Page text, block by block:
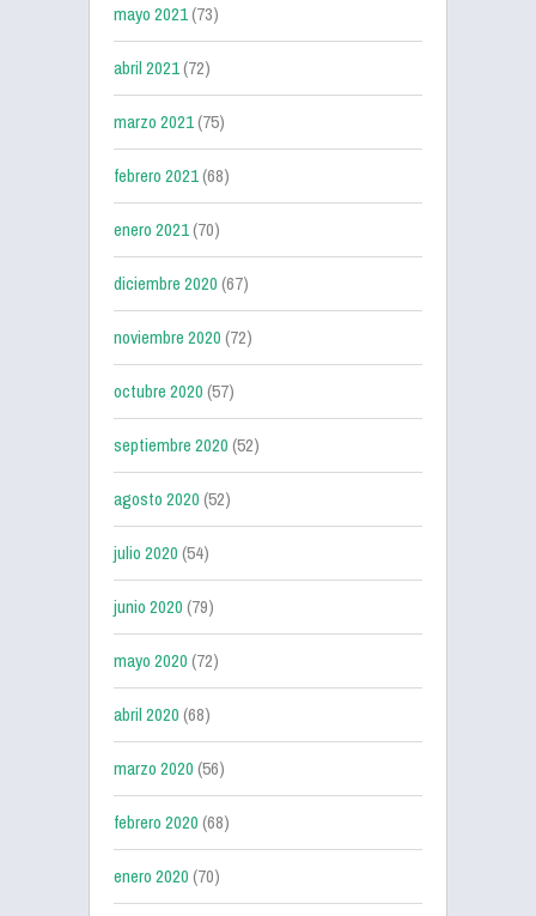
mayo 2021(73)
abril 2021(72)
marzo 2021(75)
febrero 2021(68)
enero 2021(70)
diciembre 2020(67)
noviembre 2020(72)
octubre 2020(57)
septiembre 2020(52)
agosto 2020(52)
julio 2020(54)
junio 2020(79)
mayo 2020(72)
abril 2020(68)
marzo 2020(56)
febrero 2020(68)
enero 2020(70)